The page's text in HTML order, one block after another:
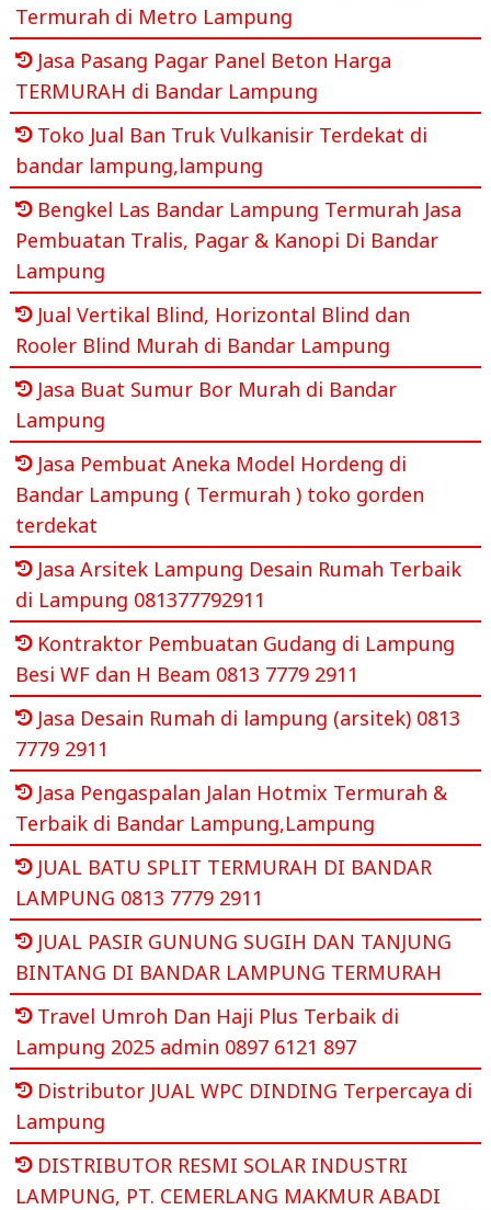
Termurah di Metro Lampung
Jasa Pasang Pagar Panel Beton Harga
TERMURAH di Bandar Lampung
Toko Jual Ban Truk Vulkanisir Terdekat di
bandar lampung,lampung
Bengkel Las Bandar Lampung Termurah Jasa
Pembuatan Tralis, Pagar & Kanopi Di Bandar
Lampung
Jual Vertikal Blind, Horizontal Blind dan
Rooler Blind Murah di Bandar Lampung
Jasa Buat Sumur Bor Murah di Bandar
Lampung
Jasa Pembuat Aneka Model Hordeng di
Bandar Lampung ( Termurah ) toko gorden
terdekat
Jasa Arsitek Lampung Desain Rumah Terbaik
di Lampung 081377792911
Kontraktor Pembuatan Gudang di Lampung
Besi WF dan H Beam 0813 7779 2911
Jasa Desain Rumah di lampung (arsitek) 0813
7779 2911
Jasa Pengaspalan Jalan Hotmix Termurah &
Terbaik di Bandar Lampung,Lampung
JUAL BATU SPLIT TERMURAH DI BANDAR
LAMPUNG 0813 7779 2911
JUAL PASIR GUNUNG SUGIH DAN TANJUNG
BINTANG DI BANDAR LAMPUNG TERMURAH
Travel Umroh Dan Haji Plus Terbaik di
Lampung 2025 admin 0897 6121 897
Distributor JUAL WPC DINDING Terpercaya di
Lampung
DISTRIBUTOR RESMI SOLAR INDUSTRI
LAMPUNG, PT. CEMERLANG MAKMUR ABADI